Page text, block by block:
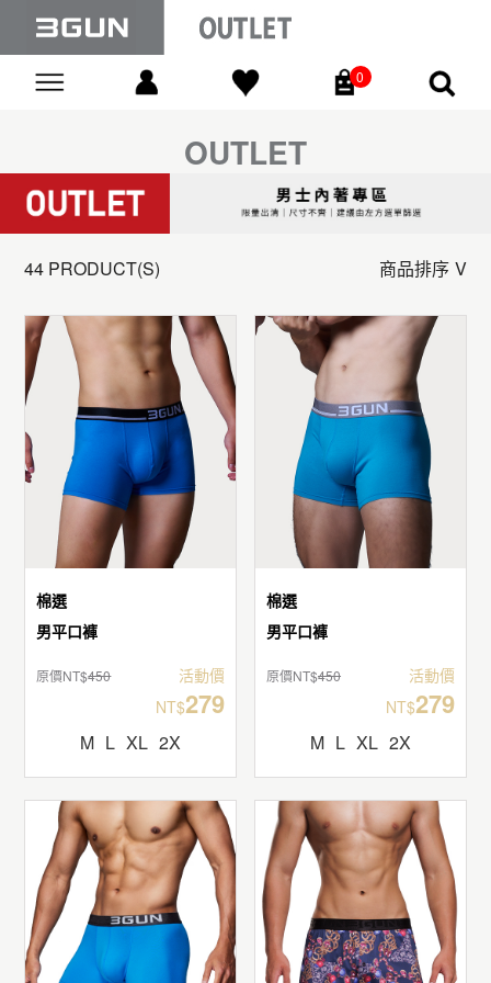
0
OUTLET
44 PRODUCT(S) 商品排序
棉選
男平口褲
原價NT$450
活動價
NT$279
M L XL 2X
棉選
男平口褲
原價NT$450
活動價
NT$279
M L XL 2X